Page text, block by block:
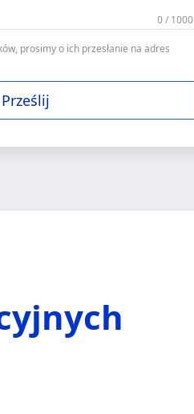
0 / 1000
prosimy o ich przesłanie na adres
Prześlij